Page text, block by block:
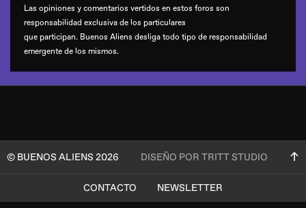
Las opiniones y comentarios vertidos en estos foros son
responsabilidad exclusiva de los particulares
que participan. Buenos Aliens desliga todo tipo de responsabilidad
emergente de los mismos.
© BUENOS ALIENS 2026 DISEÑO POR TRITT STUDIO
CONTACTO
NEWSLETTER